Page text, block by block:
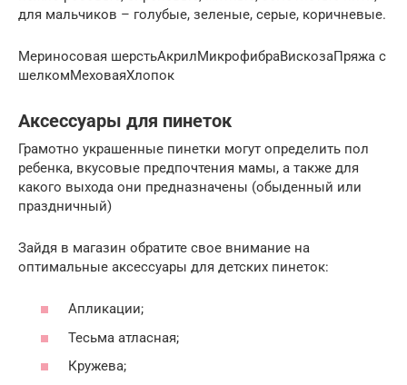
для мальчиков – голубые, зеленые, серые, коричневые.
Мериносовая шерстьАкрилМикрофибраВискозаПряжа с
шелкомМеховаяХлопок
Аксессуары для пинеток
Грамотно украшенные пинетки могут определить пол
ребенка, вкусовые предпочтения мамы, а также для
какого выхода они предназначены (обыденный или
праздничный)
Зайдя в магазин обратите свое внимание на
оптимальные аксессуары для детских пинеток:
Апликации;
Тесьма атласная;
Кружева;